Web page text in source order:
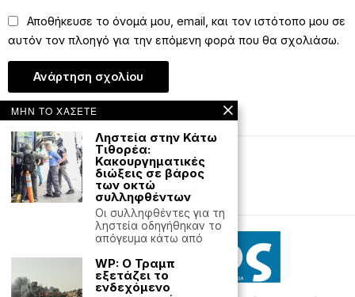
Αποθήκευσε το όνομά μου, email, και τον ιστότοπο μου σε
αυτόν τον πλοηγό για την επόμενη φορά που θα σχολιάσω.
Editorial Έντυπη έκδοση
Powered with by Hostville
ΜΗΝ ΤΟ ΧΑΣΕΤΕ
Ληστεία στην Κάτω
Τιθορέα:
Κακουργηματικές
διώξεις σε βάρος
των οκτώ
συλληφθέντων
Οι συλληφθέντες για τη
ληστεία οδηγήθηκαν το
απόγευμα κάτω από
WP: Ο Τραμπ
εξετάζει το
ενδεχόμενο